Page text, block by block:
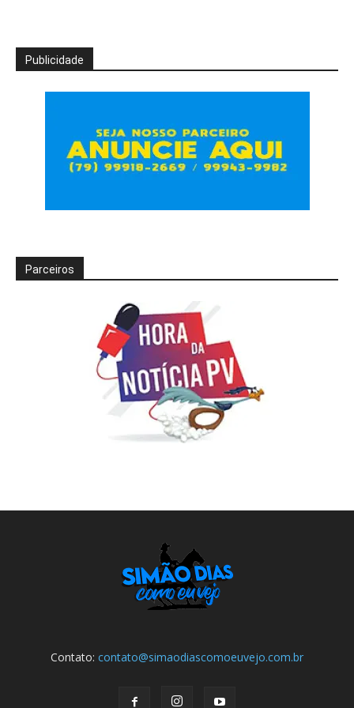
Publicidade
Parceiros
Contato: contato@simaodiascomoeuvejo.com.br